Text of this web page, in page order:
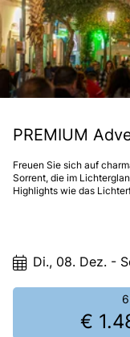
PREMIUM
Freuen Sie sich auf
Sorrent, die im
Highlights wie das
Village sorgen für
Weihnachtsmärkte und
Adventszeit intensiv
Di., 08. Dez. -
€